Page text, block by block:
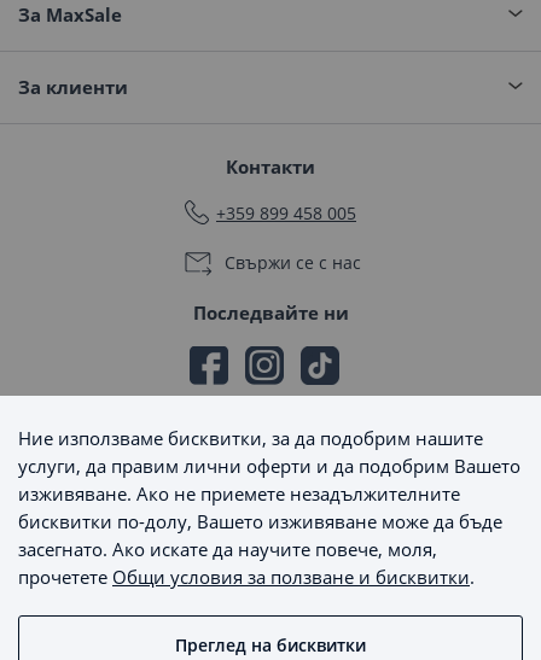
За MaxSale
За клиенти
Контакти
+359 899 458 005
Свържи се с нас
Последвайте ни
Начини на плащане
Начини на доставка
Ние използваме бисквитки, за да подобрим нашите
услуги, да правим лични оферти и да подобрим Вашето
изживяване. Ако не приемете незадължителните
бисквитки по-долу, Вашето изживяване може да бъде
засегнато. Ако искате да научите повече, моля,
прочетете Общи условия за ползване и бисквитки.
Преглед на бисквитки